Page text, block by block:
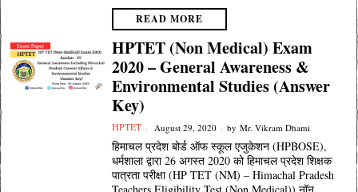
READ MORE
HPTET (Non Medical) Exam
2020 – General Awareness &
Environmental Studies (Answer
Key)
HPTET August 29, 2020 by Mr. Vikram Dhami
हिमाचल प्रदेश बोर्ड ऑफ स्कूल एजुकेशन (HPBOSE),
धर्मशाला द्वारा 26 अगस्त 2020 को हिमाचल प्रदेश शिक्षक
पात्रता परीक्षा (HP TET (NM) – Himachal Pradesh